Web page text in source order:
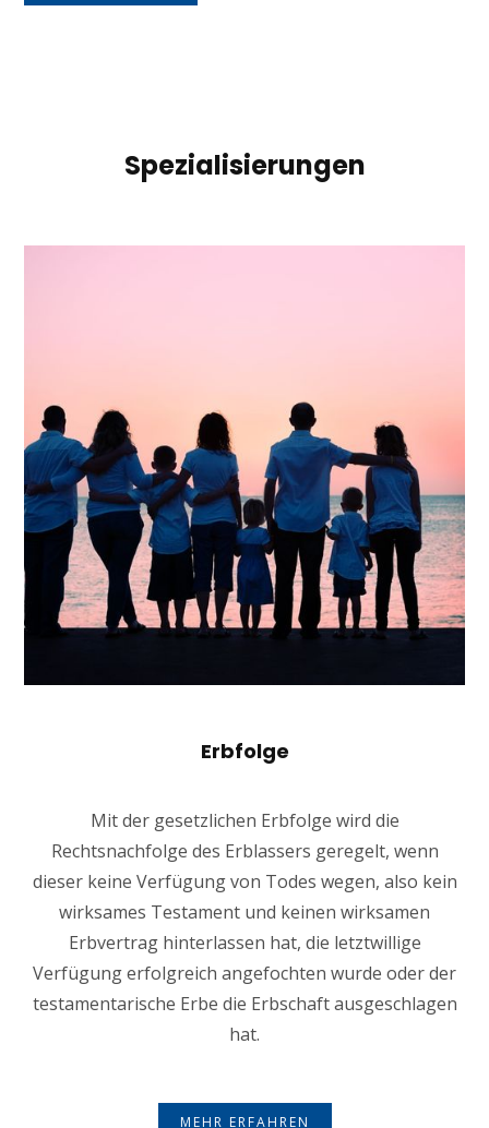
Spezialisierungen
Erbfolge
Mit der gesetzlichen Erbfolge wird die
Rechtsnachfolge des Erblassers geregelt, wenn
dieser keine Verfügung von Todes wegen, also kein
wirksames Testament und keinen wirksamen
Erbvertrag hinterlassen hat, die letztwillige
Verfügung erfolgreich angefochten wurde oder der
testamentarische Erbe die Erbschaft ausgeschlagen
hat.
MEHR ERFAHREN